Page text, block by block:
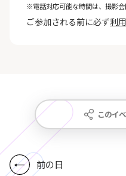
※電話対応可能な時間は、撮影会
ご参加される前に必ず利
このイ
前の日